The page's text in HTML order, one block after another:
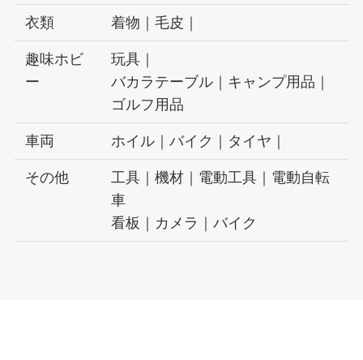
衣類 着物｜毛皮｜
趣味ホビ
ー
玩具｜
バカラテーブル｜キャンプ用品｜
ゴルフ用品
車両 ホイル｜バイク｜タイヤ｜
その他
工具｜機材｜電動工具｜電動自転
車
看板｜カメラ｜バイク